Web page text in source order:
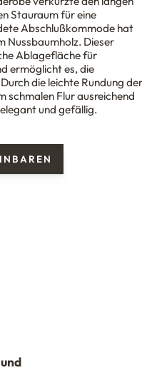
Stauraum für eine
Abschlußkommode hat
Nussbaumholz. Dieser
Ablagefläche für
ermöglicht es, die
die leichte Rundung der
schmalen Flur ausreichend
und gefällig.